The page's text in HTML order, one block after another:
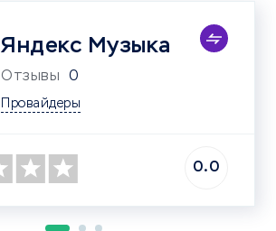
Яндекс Музыка
Отзывы 0
Провайдеры
0.0